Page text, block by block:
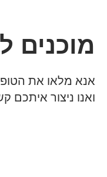
מוכנים
אנא מלאו את
ואנו ניצור איתכם